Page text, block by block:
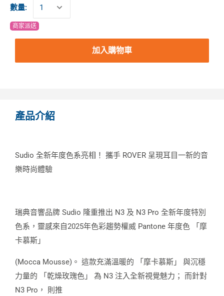
數量:
商家派送
加入購物車
產品介紹
Sudio 全新年度色系亮相！ 攜手 ROVER 呈現耳目一新的音
樂時尚體驗
瑞典音響品牌 Sudio 隆重推出 N3 及 N3 Pro 全新年度特別
色系，靈感來自2025年色彩趨勢權威 Pantone 年度色 「摩
卡慕斯」
(Mocca Mousse)。 這款充滿溫暖的 「摩卡慕斯」 與沉穩
力量的 「乾燥玫瑰色」 為 N3 注入全新視覺魅力； 而針對
N3 Pro， 則推